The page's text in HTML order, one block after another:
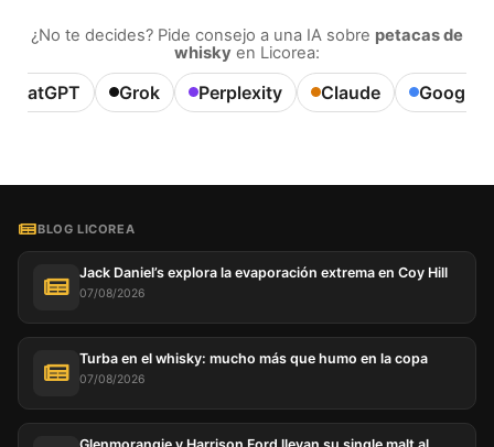
¿No te decides? Pide consejo a una IA sobre petacas de
whisky en Licorea:
ChatGPT Grok Perplexity Claude Google
BLOG LICOREA
Jack Daniel’s explora la evaporación extrema en Coy Hill
07/08/2026
Turba en el whisky: mucho más que humo en la copa
07/08/2026
Glenmorangie y Harrison Ford llevan su single malt al